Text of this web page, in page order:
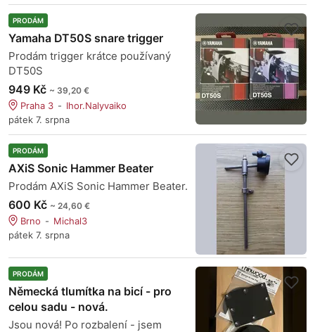
PRODÁM
Yamaha DT50S snare trigger
Prodám trigger krátce používaný
DT50S
949 Kč ~ 39,20 €
Praha 3
Ihor.Nalyvaiko
pátek 7. srpna
PRODÁM
AXiS Sonic Hammer Beater
Prodám AXiS Sonic Hammer Beater.
600 Kč ~ 24,60 €
Brno
Michal3
pátek 7. srpna
PRODÁM
Německá tlumítka na bicí - pro
celou sadu - nová.
Jsou nová! Po rozbalení - jsem